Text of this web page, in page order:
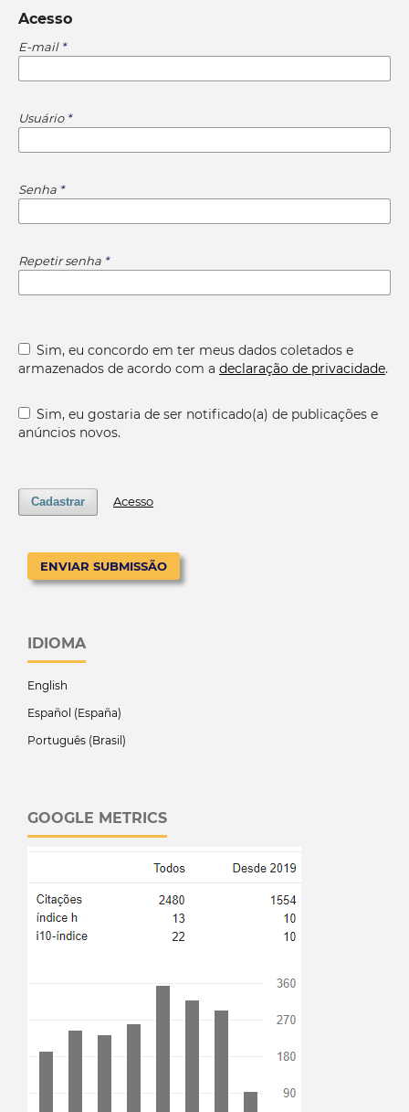
Acesso
E-mail *
Usuário *
Senha *
Repetir senha *
Sim, eu concordo em ter meus dados coletados e
armazenados de acordo com a declaração de privacidade.
Sim, eu gostaria de ser notificado(a) de publicações e
anúncios novos.
Cadastrar Acesso
ENVIAR SUBMISSÃO
IDIOMA
English
Español (España)
Português (Brasil)
GOOGLE METRICS